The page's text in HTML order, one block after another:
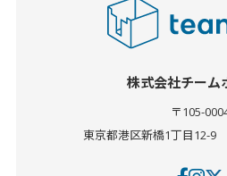
株式会社チーム
〒105-
東京都港区新橋1丁目12-9